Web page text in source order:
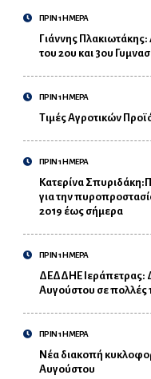
ΠΡΙΝ 1 ΗΜΕΡΑ
Γιάννης
του 2ου και 3ου
ΠΡΙΝ 1 ΗΜΕΡΑ
Τιμές Αγροτικών
ΠΡΙΝ 1 ΗΜΕΡΑ
Κατερίνα
για την
2019 έως σήμερα
ΠΡΙΝ 1 ΗΜΕΡΑ
ΔΕΔΔΗΕ Ιεράπετρας:
Αυγούστου σε πολλές
ΠΡΙΝ 1 ΗΜΕΡΑ
Νέα διακοπή
Αυγούστου